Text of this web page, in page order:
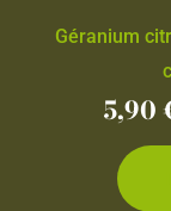
Géranium
5,90